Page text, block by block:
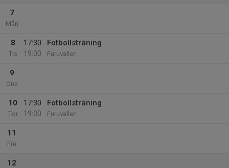
7
Mån
8
Tis
17:30
19:00
Fotbollsträning
Furuvallen
9
Ons
10
Tor
17:30
19:00
Fotbollsträning
Furuvallen
11
Fre
12